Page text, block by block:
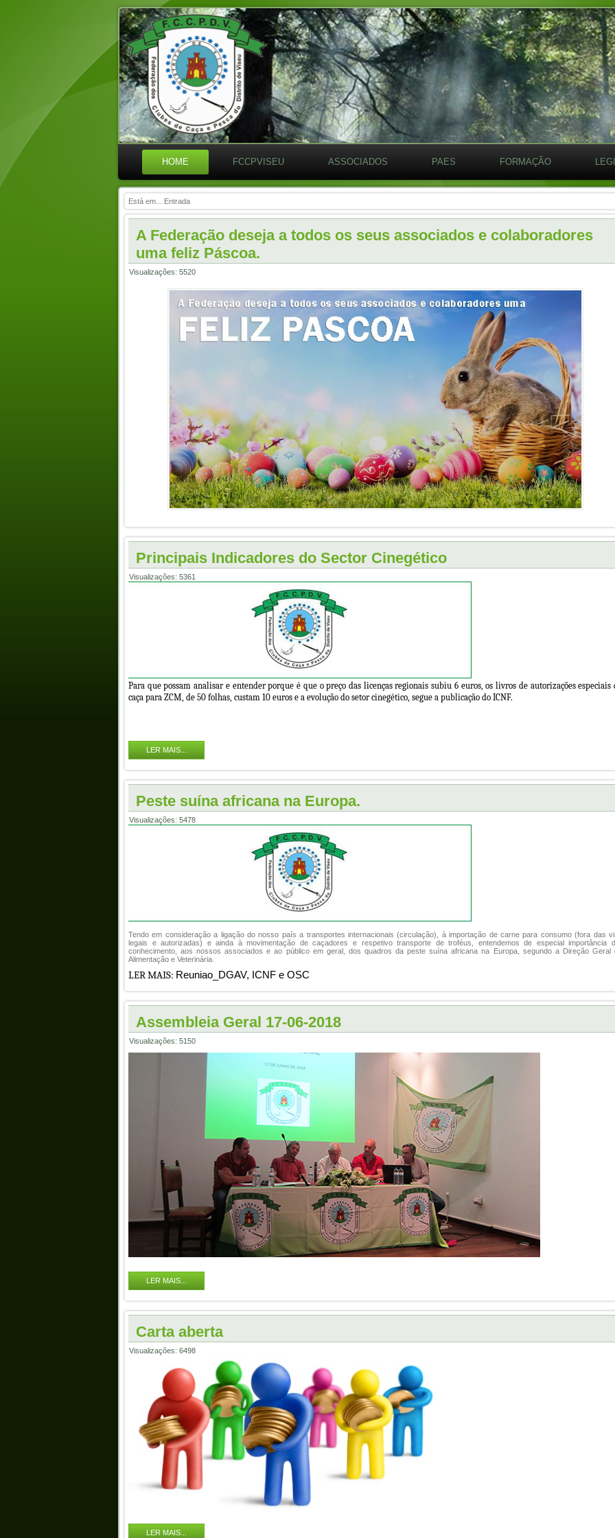
HOME FCCPVISEU ASSOCIADOS PAES FORMAÇÃO
Está em... Entrada
A Federação deseja a todos os seus associados e colaboradores
uma feliz Páscoa.
Visualizações: 5520
Principais Indicadores do Sector Cinegético
Visualizações: 5361
Para que possam analisar e entender porque é que o preço das licenças regionais subiu 6 euros, os livros de autorizações especiais
caça para ZCM, de 50 folhas, custam 10 euros e a evolução do setor cinegético, segue a publicação do ICNF.
LER MAIS...
Peste suína africana na Europa.
Visualizações: 5478
Tendo em consideração a ligação do nosso país a transportes internacionais (circulação), à importação de carne para consumo (fora das
legais e autorizadas) e ainda à movimentação de caçadores e respetivo transporte de troféus, entendemos de especial importância
conhecimento, aos nossos associados e ao público em geral, dos quadros da peste suína africana na Europa, segundo a Direção Geral
Alimentação e Veterinária.
LER MAIS: Reuniao_DGAV, ICNF e OSC
Assembleia Geral 17-06-2018
Visualizações: 5150
LER MAIS...
Carta aberta
Visualizações: 6498
LER MAIS...